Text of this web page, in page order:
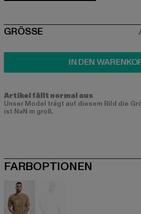
SIZE
GRÖSSE
IN DEN
Artikel fällt normal aus
Unser Model trägt auf diesem Bild die
ist NaN m groß.
FARBOPTIONEN